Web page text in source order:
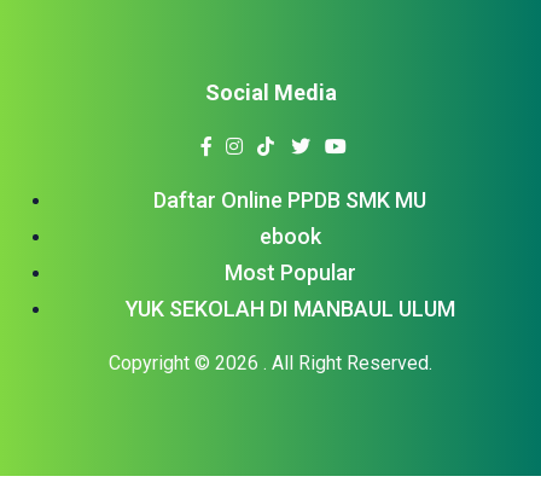
Daftar Online PPDB SMK MU
ebook
Most Popular
YUK SEKOLAH DI MANBAUL ULUM
Copyright © 2026 . All Right Reserved.
Social Media